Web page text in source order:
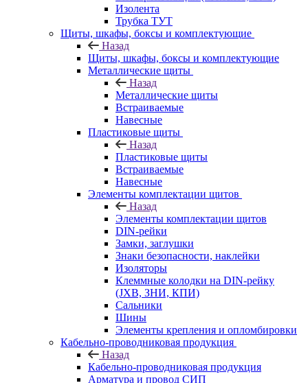
Изолента
Трубка ТУТ
Щиты, шкафы, боксы и комплектующие
Назад
Щиты, шкафы, боксы и комплектующие
Металлические щиты
Назад
Металлические щиты
Встраиваемые
Навесные
Пластиковые щиты
Назад
Пластиковые щиты
Встраиваемые
Навесные
Элементы комплектации щитов
Назад
Элементы комплектации щитов
DIN-рейки
Замки, заглушки
Знаки безопасности, наклейки
Изоляторы
Клеммные колодки на DIN-рейку
(JXB, ЗНИ, КПИ)
Сальники
Шины
Элементы крепления и опломбировки
Кабельно-проводниковая продукция
Назад
Кабельно-проводниковая продукция
Арматура и провод СИП